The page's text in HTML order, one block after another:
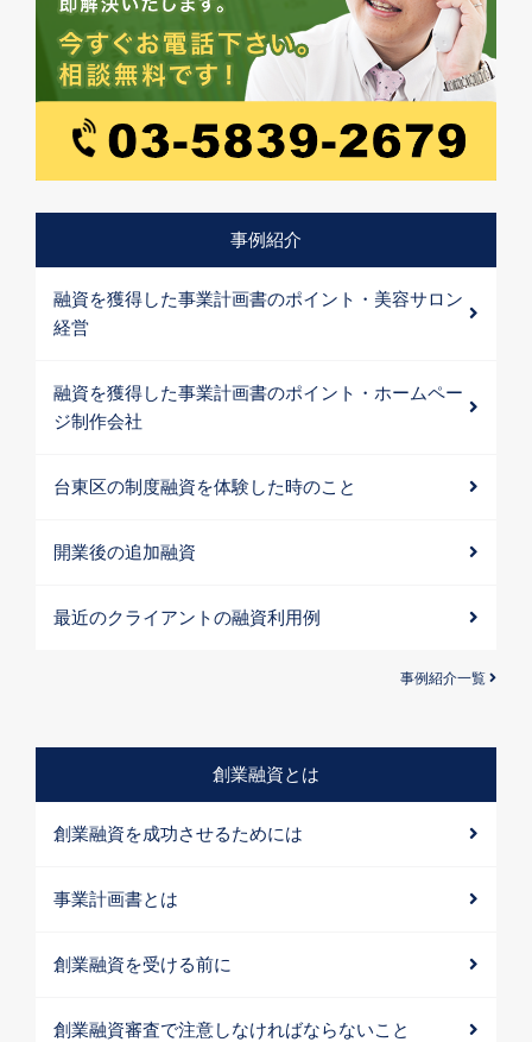
事例紹介
融資を獲得した事業計画書のポイント・美容サロン
経営
融資を獲得した事業計画書のポイント・ホームペー
ジ制作会社
台東区の制度融資を体験した時のこと
開業後の追加融資
最近のクライアントの融資利用例
事例紹介一覧
創業融資とは
創業融資を成功させるためには
事業計画書とは
創業融資を受ける前に
創業融資審査で注意しなければならないこと